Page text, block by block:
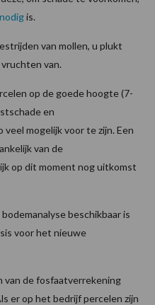
is.
van mollen, u plukt
van.
op de goede hoogte (7-
en
mogelijk voor te zijn. Een
van de
op dit moment nog uitkomst
beschikbaar is
voor het nieuwe
van de fosfaatverrekening
er op het bedrijf percelen zijn